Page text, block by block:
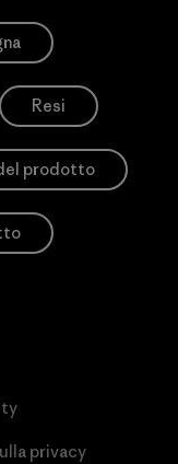
Resi
prodotto
privacy